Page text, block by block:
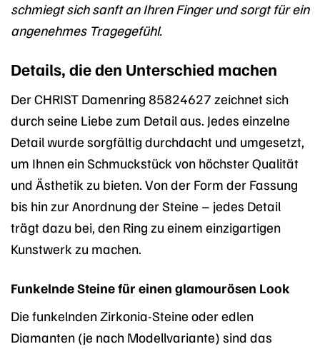
schmiegt sich sanft an Ihren Finger und sorgt für ein
angenehmes Tragegefühl.
Details, die den Unterschied machen
Der CHRIST Damenring 85824627 zeichnet sich
durch seine Liebe zum Detail aus. Jedes einzelne
Detail wurde sorgfältig durchdacht und umgesetzt,
um Ihnen ein Schmuckstück von höchster Qualität
und Ästhetik zu bieten. Von der Form der Fassung
bis hin zur Anordnung der Steine – jedes Detail
trägt dazu bei, den Ring zu einem einzigartigen
Kunstwerk zu machen.
Funkelnde Steine für einen glamourösen Look
Die funkelnden Zirkonia-Steine oder edlen
Diamanten (je nach Modellvariante) sind das